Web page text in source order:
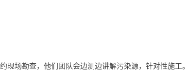
现场勘查，他们团队会边测边讲解污染源，针对性施工